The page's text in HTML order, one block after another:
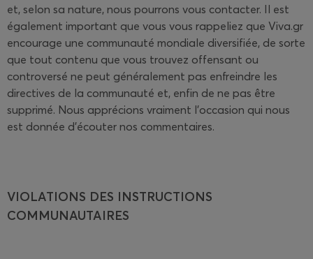
et, selon sa nature, nous pourrons vous contacter. Il est
également important que vous vous rappeliez que Viva.gr
encourage une communauté mondiale diversifiée, de sorte
que tout contenu que vous trouvez offensant ou
controversé ne peut généralement pas enfreindre les
directives de la communauté et, enfin de ne pas être
supprimé. Nous apprécions vraiment l'occasion qui nous
est donnée d'écouter nos commentaires.
VIOLATIONS DES INSTRUCTIONS
COMMUNAUTAIRES